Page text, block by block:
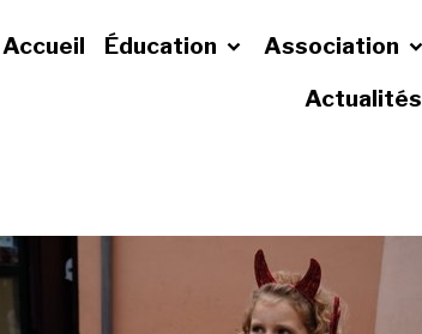
Accueil Éducation Association
Actualités